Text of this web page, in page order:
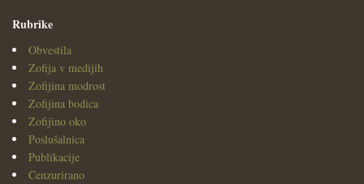
Rubrike
Obvestila
Zofija v medijih
Zofijina modrost
Zofijina bodica
Zofijino oko
Poslušalnica
Publikacije
Cenzurirano